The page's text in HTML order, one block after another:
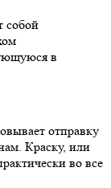
собой
в
отправку
Краску, или
во все